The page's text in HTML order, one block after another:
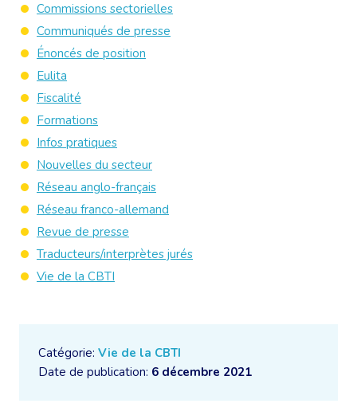
Catégorie: Vie de la CBTI
Date de publication: 6 décembre 2021
Commissions sectorielles
Communiqués de presse
Énoncés de position
Eulita
Fiscalité
Formations
Infos pratiques
Nouvelles du secteur
Réseau anglo-français
Réseau franco-allemand
Revue de presse
Traducteurs/interprètes jurés
Vie de la CBTI